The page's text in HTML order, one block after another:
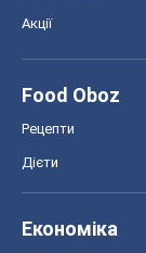
Акції
Food Oboz
Рецепти
Дієти
Економіка